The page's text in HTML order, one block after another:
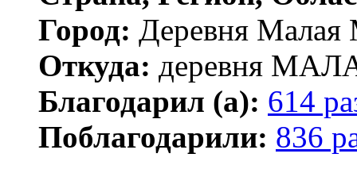
Город: Деревня Малая
Откуда: деревня
Благодарил (а): 614
Поблагодарили: 836